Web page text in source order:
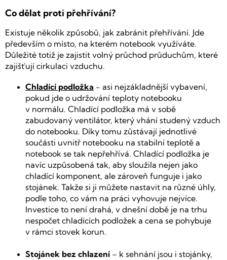
Co dělat proti přehřívání?
Existuje několik způsobů, jak zabránit přehřívání. Jde
především o místo, na kterém notebook využíváte.
Důležité totiž je zajistit volný průchod průduchům, které
zajišťují cirkulaci vzduchu.
Chladící podložka - asi nejzákladnější vybavení,
pokud jde o udržování teploty notebooku
v normálu. Chladící podložka má v sobě
zabudovaný ventilátor, který vhání studený vzduch
do notebooku. Díky tomu zůstávají jednotlivé
součásti uvnitř notebooku na stabilní teplotě a
notebook se tak nepřehřívá. Chladící podložka je
navíc uzpůsobená tak, aby sloužila nejen jako
chladící komponent, ale zároveň funguje i jako
stojánek. Takže si ji můžete nastavit na různé úhly,
podle toho, co vám na práci vyhovuje nejvíce.
Investice to není drahá, v dnešní době je na trhu
nespočet chladících podložek a cena se pohybuje
v rámci stovek korun.
Stojánek bez chlazení – k sehnání jsou i stojánky,